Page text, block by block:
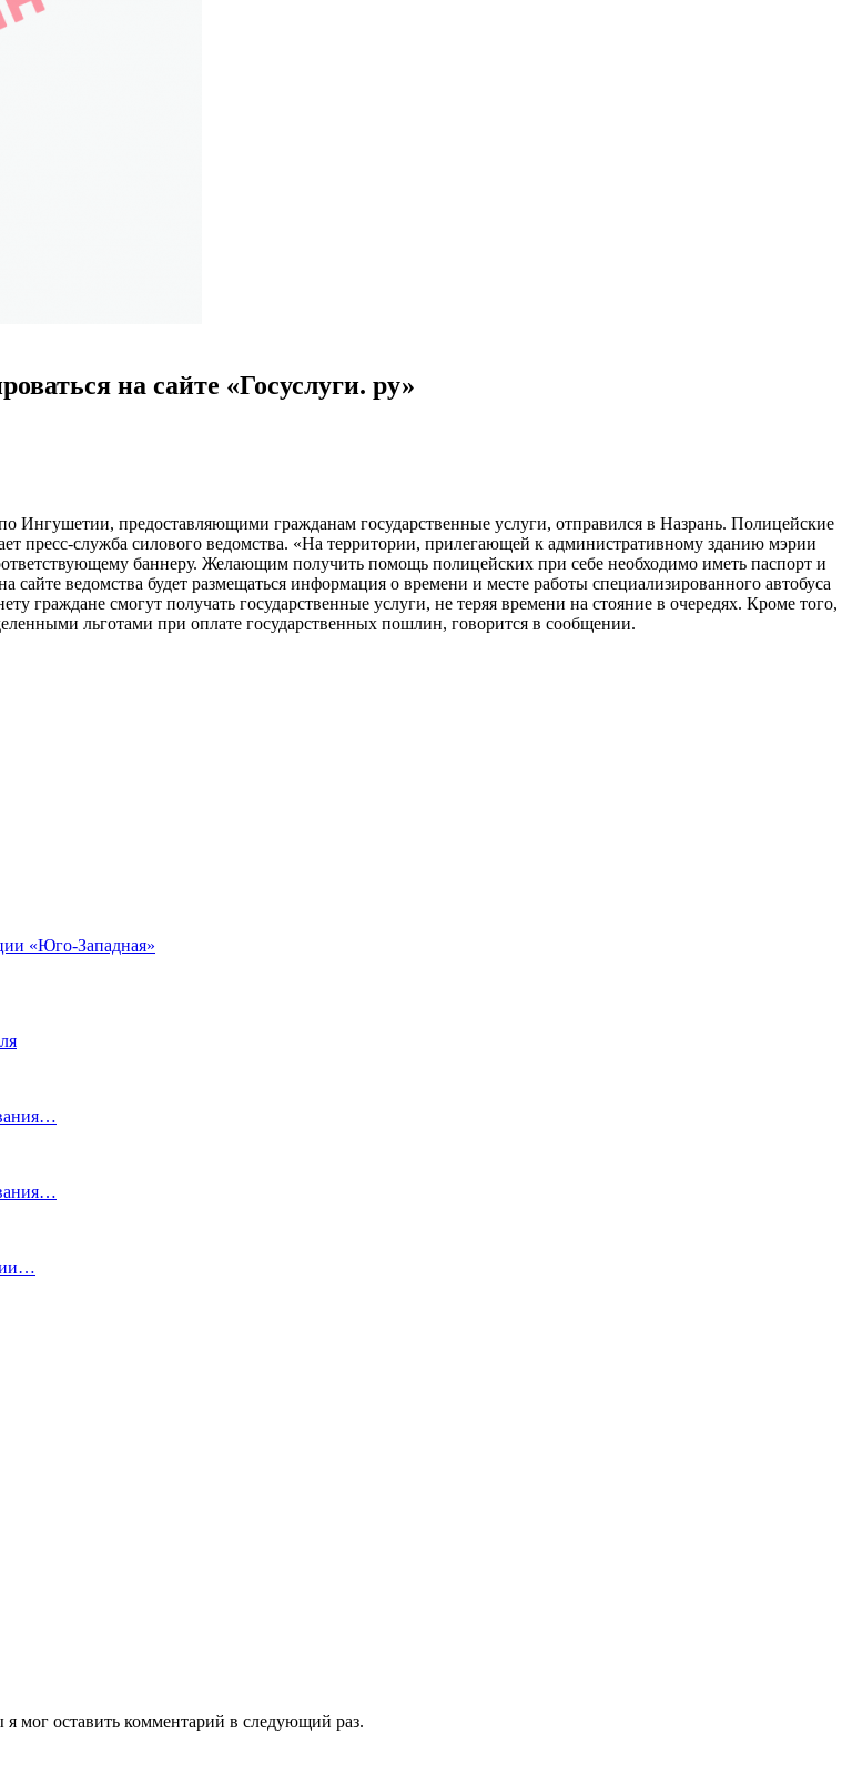
на сайте «Госуслуги. ру»
Ингушетии, предоставляющими гражданам государственные услуги, отправился в Назрань. Полицейские
пресс-служба силового ведомства. «На территории, прилегающей к административному зданию мэрии
баннеру. Желающим получить помощь полицейских при себе необходимо иметь паспорт и
ведомства будет размещаться информация о времени и месте работы специализированного автобуса
граждане смогут получать государственные услуги, не теряя времени на стояние в очередях. Кроме того,
льготами при оплате государственных пошлин, говорится в сообщении.
«Юго-Западная»
мог оставить комментарий в следующий раз.